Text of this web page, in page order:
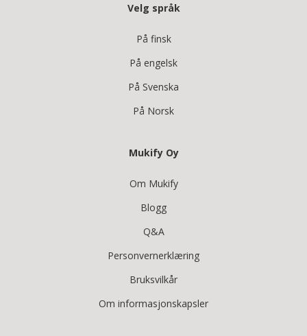
Velg språk
På finsk
På engelsk
På Svenska
På Norsk
Mukify Oy
Om Mukify
Blogg
Q&A
Personvernerklæring
Bruksvilkår
Om informasjonskapsler